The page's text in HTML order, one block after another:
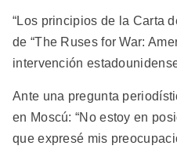
“Los principios de la Carta
de “The Ruses for War:
intervención
Ante una pregunta
en Moscú: “No estoy en
que expresé mis